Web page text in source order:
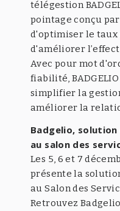
télégestion
pointage conçu
d'optimiser le taux
d'améliorer
Avec pour mot
fiabilité,
simplifier la
améliorer la
Badgelio,
au salon des
Les 5, 6 et 7
présente la
au Salon des
Retrouvez